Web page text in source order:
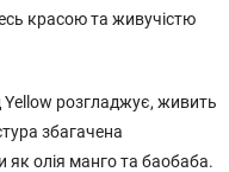
красою та живучістю
Yellow розгладжує, живить
збагачена
олія манго та баобаба.